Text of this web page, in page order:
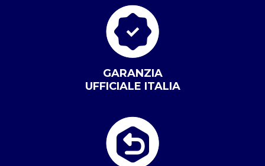
GARANZIA
UFFICIALE ITALIA